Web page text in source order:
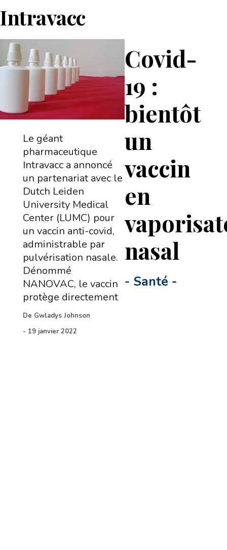
Intravacc
Covid-
19 :
bientôt
un
vaccin
en
nasal
-Santé -
Le géant
pharmaceutique
Intravacc a annoncé
un partenariat avec le
Dutch Leiden
University Medical
Center (LUMC) pour
un vaccin anti-covid,
administrable par
pulvérisation nasale.
Dénommé
NANOVAC, le vaccin
protège directement
De Gwladys Johnson
- 19 janvier 2022